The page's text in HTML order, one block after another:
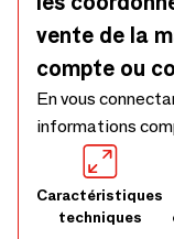
vente de la
compte ou
En vous
informations
Caractéristiques
techniques